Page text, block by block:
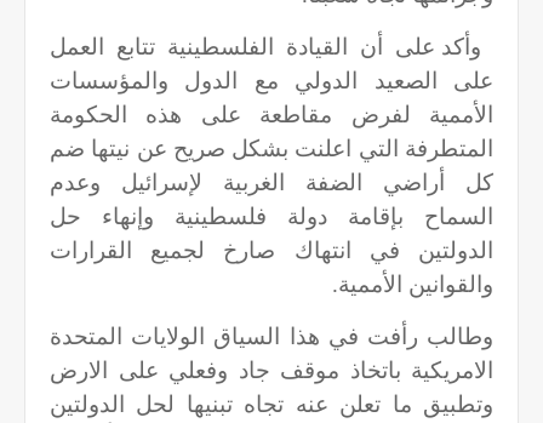
وأكد على أن القيادة الفلسطينية تتابع العمل
على الصعيد الدولي مع الدول والمؤسسات
الأممية لفرض مقاطعة على هذه الحكومة
المتطرفة التي اعلنت بشكل صريح عن نيتها ضم
كل أراضي الضفة الغربية لإسرائيل وعدم
السماح بإقامة دولة فلسطينية وإنهاء حل
الدولتين في انتهاك صارخ لجميع القرارات
والقوانين الأممية.
وطالب رأفت في هذا السياق الولايات المتحدة
الامريكية باتخاذ موقف جاد وفعلي على الارض
وتطبيق ما تعلن عنه تجاه تبنيها لحل الدولتين